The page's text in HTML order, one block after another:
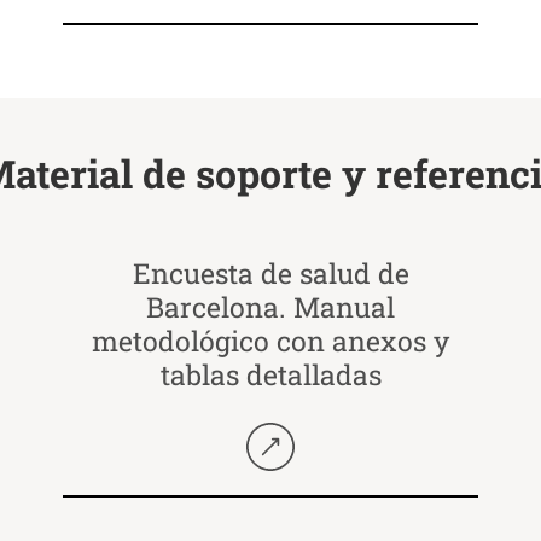
de soporte y
Encuesta de salud de
Barcelona. Manual
metodológico con anexos y
tablas detalladas